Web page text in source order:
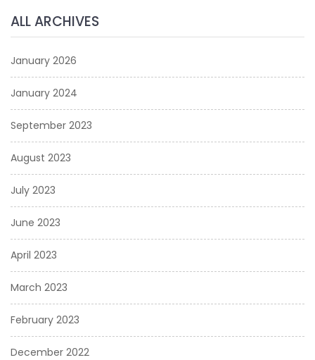
ALL ARCHIVES
January 2026
January 2024
September 2023
August 2023
July 2023
June 2023
April 2023
March 2023
February 2023
December 2022